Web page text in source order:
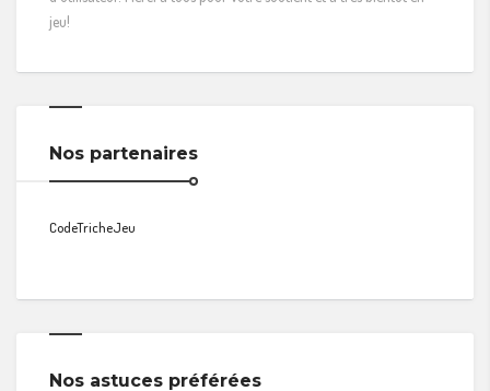
jeu!
Nos partenaires
CodeTricheJeu
Nos astuces préférées